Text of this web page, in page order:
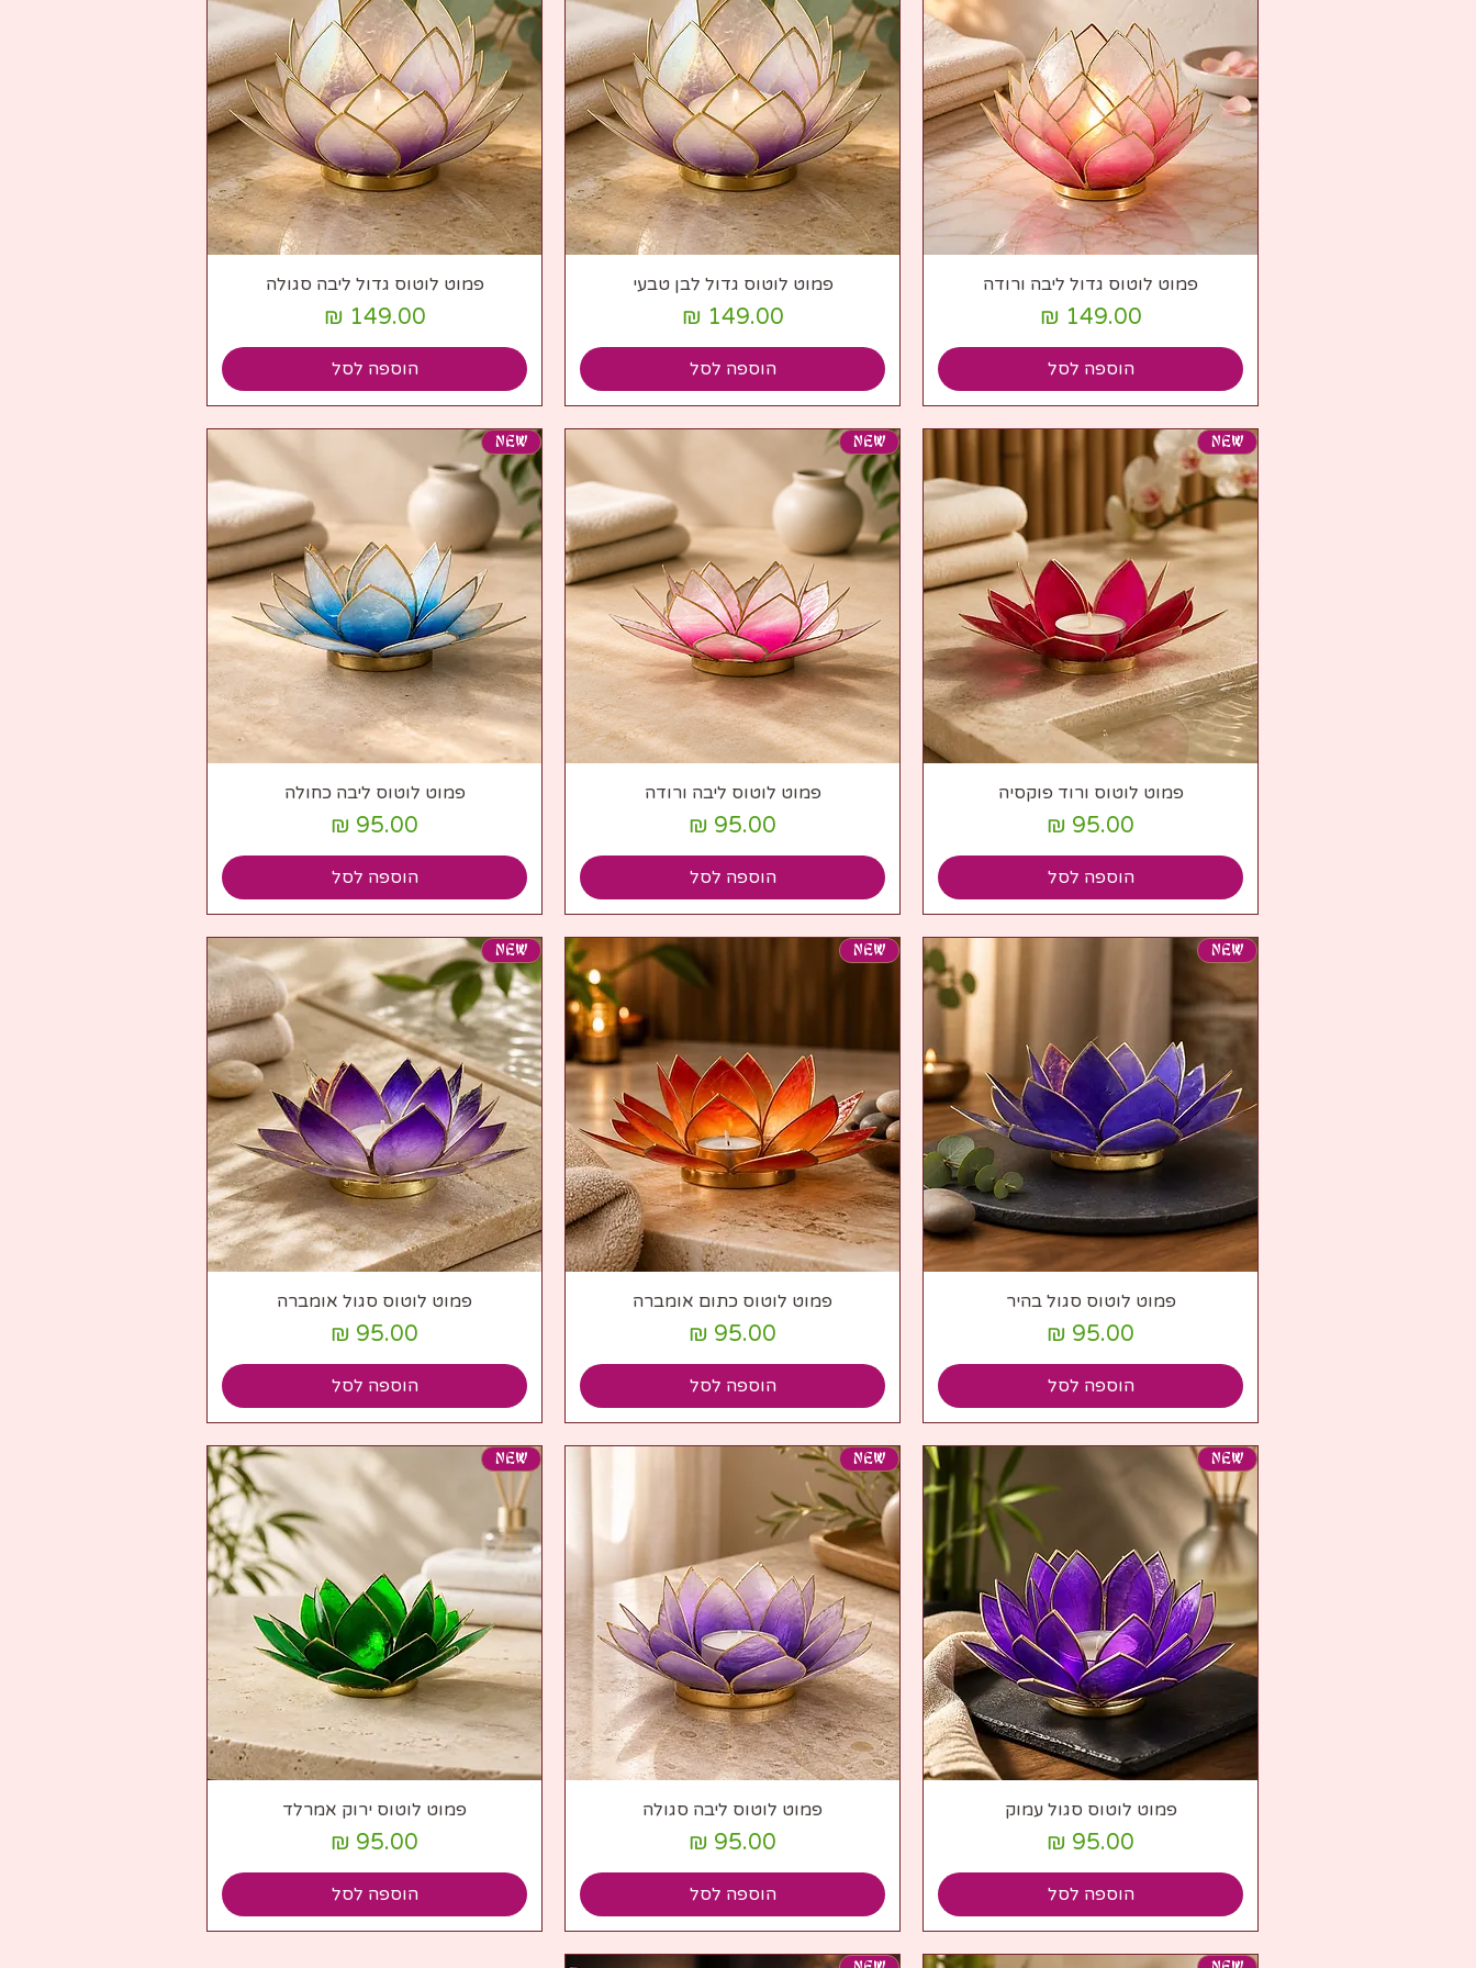
תצוגה מהירה
פמוט לוטוס גדול ליבה ורודה
מחיר
הוספה לסל
תצוגה מהירה
פמוט לוטוס גדול לבן טבעי
מחיר
הוספה לסל
תצוגה מהירה
פמוט לוטוס גדול ליבה סגולה
מחיר
הוספה לסל
תצוגה מהירה
NEW
פמוט לוטוס ורוד פוקסיה
מחיר
הוספה לסל
תצוגה מהירה
NEW
פמוט לוטוס ליבה ורודה
מחיר
הוספה לסל
תצוגה מהירה
NEW
פמוט לוטוס ליבה כחולה
מחיר
הוספה לסל
תצוגה מהירה
NEW
פמוט לוטוס סגול בהיר
מחיר
הוספה לסל
תצוגה מהירה
NEW
פמוט לוטוס כתום אומברה
מחיר
הוספה לסל
תצוגה מהירה
NEW
פמוט לוטוס סגול אומברה
מחיר
הוספה לסל
תצוגה מהירה
NEW
פמוט לוטוס סגול עמוק
מחיר
הוספה לסל
תצוגה מהירה
NEW
פמוט לוטוס ליבה סגולה
מחיר
הוספה לסל
תצוגה מהירה
NEW
פמוט לוטוס ירוק אמרלד
מחיר
הוספה לסל